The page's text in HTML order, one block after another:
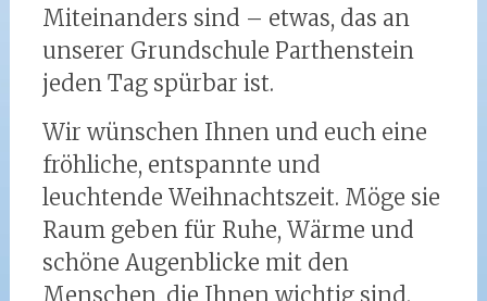
Miteinanders sind – etwas, das an
unserer Grundschule Parthenstein
jeden Tag spürbar ist.
Wir wünschen Ihnen und euch eine
fröhliche, entspannte und
leuchtende Weihnachtszeit. Möge sie
Raum geben für Ruhe, Wärme und
schöne Augenblicke mit den
Menschen, die Ihnen wichtig sind.